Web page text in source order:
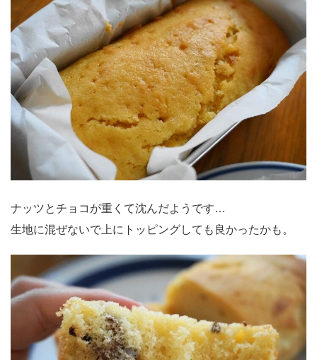
ナッツとチョコが重くて沈んだようです…
生地に混ぜないで上にトッピングしても良かったかも。